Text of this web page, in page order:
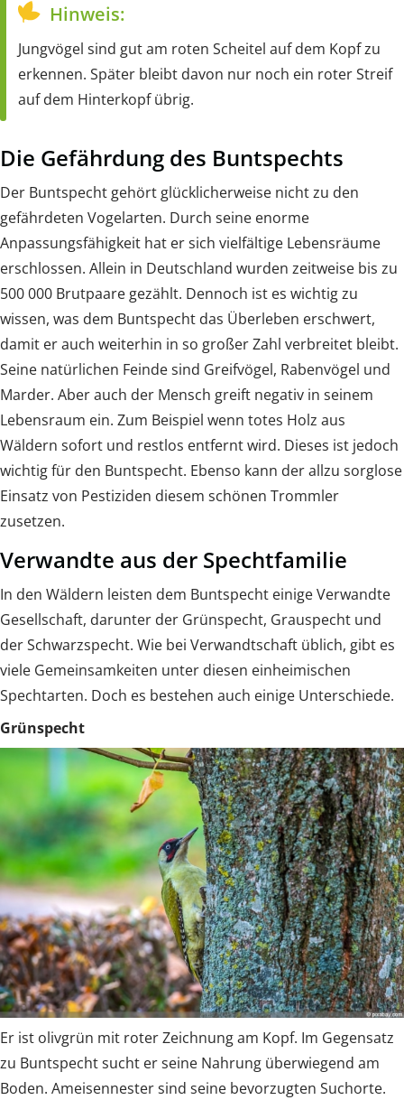
Hinweis:
Jungvögel sind gut am roten Scheitel auf dem Kopf zu
erkennen. Später bleibt davon nur noch ein roter Streif
auf dem Hinterkopf übrig.
Die Gefährdung des Buntspechts
Der Buntspecht gehört glücklicherweise nicht zu den
gefährdeten Vogelarten. Durch seine enorme
Anpassungsfähigkeit hat er sich vielfältige Lebensräume
erschlossen. Allein in Deutschland wurden zeitweise bis zu
500 000 Brutpaare gezählt. Dennoch ist es wichtig zu
wissen, was dem Buntspecht das Überleben erschwert,
damit er auch weiterhin in so großer Zahl verbreitet bleibt.
Seine natürlichen Feinde sind Greifvögel, Rabenvögel und
Marder. Aber auch der Mensch greift negativ in seinem
Lebensraum ein. Zum Beispiel wenn totes Holz aus
Wäldern sofort und restlos entfernt wird. Dieses ist jedoch
wichtig für den Buntspecht. Ebenso kann der allzu sorglose
Einsatz von Pestiziden diesem schönen Trommler
zusetzen.
Verwandte aus der Spechtfamilie
In den Wäldern leisten dem Buntspecht einige Verwandte
Gesellschaft, darunter der Grünspecht, Grauspecht und
der Schwarzspecht. Wie bei Verwandtschaft üblich, gibt es
viele Gemeinsamkeiten unter diesen einheimischen
Spechtarten. Doch es bestehen auch einige Unterschiede.
Grünspecht
Er ist olivgrün mit roter Zeichnung am Kopf. Im Gegensatz
zu Buntspecht sucht er seine Nahrung überwiegend am
Boden. Ameisennester sind seine bevorzugten Suchorte.